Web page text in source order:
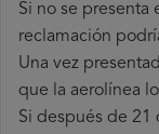
Si no se presenta
reclamación
Una vez
que la aerolínea
Si después de 21